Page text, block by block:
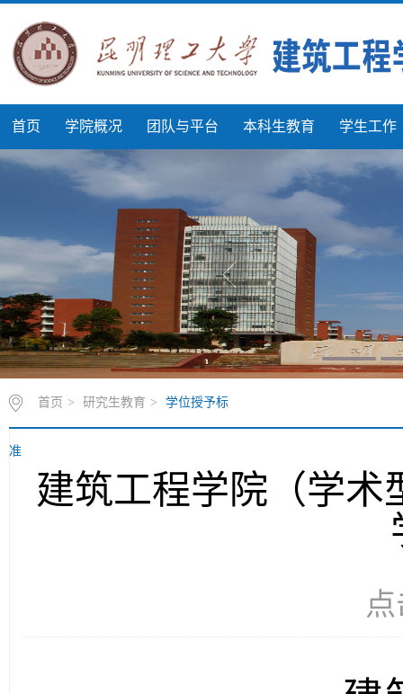
首页 学院概况 团队与平台 本科生教育 学生工作
首页 > 研究生教育 > 学位授予标
建筑工程学院（学术